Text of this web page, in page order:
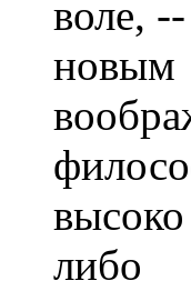
воле,
либо